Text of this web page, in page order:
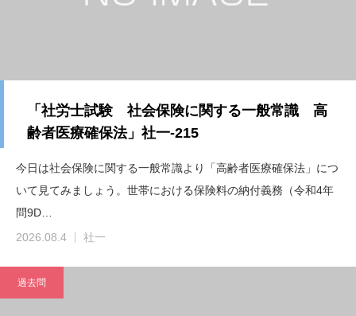
「社労士試験 社会保険に関する一般常識 高
齢者医療確保法」社一-215
今日は社会保険に関する一般常識より「高齢者医療確保法」につ
いて見てみましょう。世帯における保険料の納付義務（令和4年
問9D…
2026.08.4
社一
過去問